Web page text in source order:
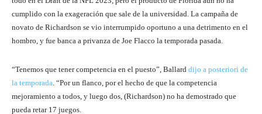
cumplido con la exageración que sale de la universidad. La campaña de
novato de Richardson se vio interrumpido oportuno a una detrimento en el
hombro, y fue banca a privanza de Joe Flacco la temporada pasada.
“Tenemos que tener competencia en el puesto”, Ballard dijo a posteriori de
la temporada. “Por un flanco, por el hecho de que la competencia
mejoramiento a todos, y luego dos, (Richardson) no ha demostrado que
pueda retar 17 juegos.